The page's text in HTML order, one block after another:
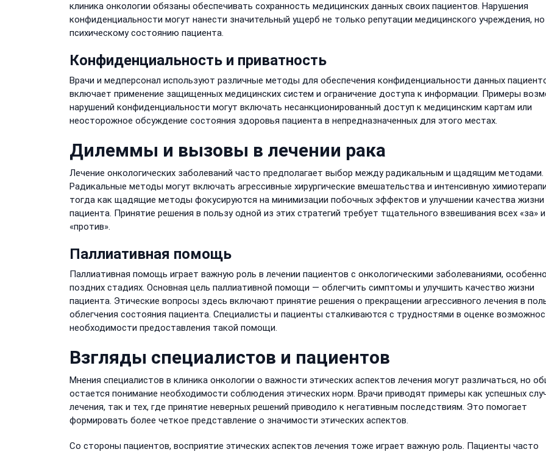
клиника онкологии обязаны обеспечивать сохранность медицинских данных своих пациентов. Нарушения
конфиденциальности могут нанести значительный ущерб не только репутации медицинского учреждения, но
психическому состоянию пациента.
Конфиденциальность и приватность
Врачи и медперсонал используют различные методы для обеспечения конфиденциальности данных
включает применение защищенных медицинских систем и ограничение доступа к информации. Примеры
нарушений конфиденциальности могут включать несанкционированный доступ к медицинским картам или
неосторожное обсуждение состояния здоровья пациента в непредназначенных для этого местах.
Дилеммы и вызовы в лечении рака
Лечение онкологических заболеваний часто предполагает выбор между радикальным и щадящим методами.
Радикальные методы могут включать агрессивные хирургические вмешательства и интенсивную
тогда как щадящие методы фокусируются на минимизации побочных эффектов и улучшении качества жизни
пациента. Принятие решения в пользу одной из этих стратегий требует тщательного взвешивания всех «за» и
«против».
Паллиативная помощь
Паллиативная помощь играет важную роль в лечении пациентов с онкологическими заболеваниями,
поздних стадиях. Основная цель паллиативной помощи — облегчить симптомы и улучшить качество жизни
пациента. Этические вопросы здесь включают принятие решения о прекращении агрессивного лечения в
облегчения состояния пациента. Специалисты и пациенты сталкиваются с трудностями в оценке
необходимости предоставления такой помощи.
Взгляды специалистов и пациентов
Мнения специалистов в клиника онкологии о важности этических аспектов лечения могут различаться, но
остается понимание необходимости соблюдения этических норм. Врачи приводят примеры как успешных
лечения, так и тех, где принятие неверных решений приводило к негативным последствиям. Это помогает
формировать более четкое представление о значимости этических аспектов.
Со стороны пациентов, восприятие этических аспектов лечения тоже играет важную роль. Пациенты часто